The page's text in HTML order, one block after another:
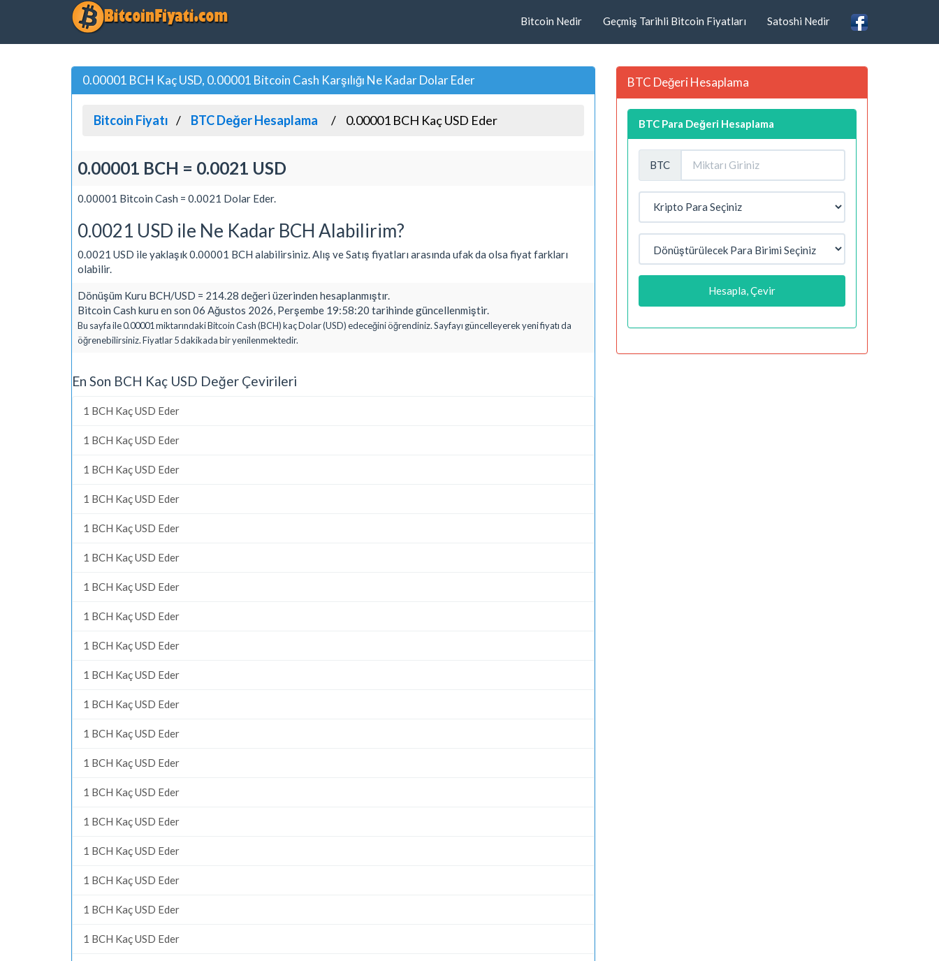
Bitcoin Nedir Geçmiş Tarihli Bitcoin Fiyatları Satoshi Nedir
0.00001 BCH Kaç USD, 0.00001 Bitcoin Cash Karşılığı Ne Kadar Dolar Eder
Bitcoin Fiyatı BTC Değer Hesaplama 0.00001 BCH Kaç USD Eder
0.00001 BCH = 0.0021 USD
0.00001 Bitcoin Cash = 0.0021 Dolar Eder.
0.0021 USD ile Ne Kadar BCH Alabilirim?
0.0021 USD ile yaklaşık 0.00001 BCH alabilirsiniz. Alış ve Satış fiyatları arasında ufak da olsa fiyat farkları
olabilir.
Dönüşüm Kuru BCH/USD = 214.28 değeri üzerinden hesaplanmıştır.
Bitcoin Cash kuru en son 06 Ağustos 2026, Perşembe 19:58:20 tarihinde güncellenmiştir.
Bu sayfa ile 0.00001 miktarındaki Bitcoin Cash (BCH) kaç Dolar (USD) edeceğini öğrendiniz. Sayfayı güncelleyerek yeni fiyatı da
öğrenebilirsiniz. Fiyatlar 5 dakikada bir yenilenmektedir.
En Son BCH Kaç USD Değer Çevirileri
1 BCH Kaç USD Eder
1 BCH Kaç USD Eder
1 BCH Kaç USD Eder
1 BCH Kaç USD Eder
1 BCH Kaç USD Eder
1 BCH Kaç USD Eder
1 BCH Kaç USD Eder
1 BCH Kaç USD Eder
1 BCH Kaç USD Eder
1 BCH Kaç USD Eder
1 BCH Kaç USD Eder
1 BCH Kaç USD Eder
1 BCH Kaç USD Eder
1 BCH Kaç USD Eder
1 BCH Kaç USD Eder
1 BCH Kaç USD Eder
1 BCH Kaç USD Eder
1 BCH Kaç USD Eder
1 BCH Kaç USD Eder
BTC Değeri Hesaplama
BTC Para Değeri Hesaplama
BTC
Hesapla, Çevir